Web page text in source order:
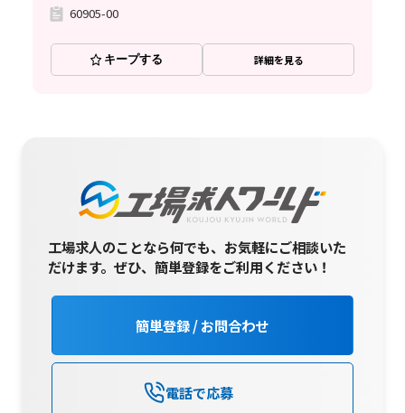
60905-00
キープする 詳細を見る
工場求人のことなら何でも、お気軽にご相談いた
だけます。ぜひ、簡単登録をご利用ください！
簡単登録 / お問合わせ
電話で応募